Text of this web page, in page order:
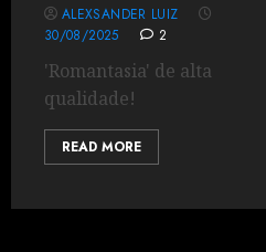
ALEXSANDER LUIZ
30/08/2025
2
'Romantasia' de alta
qualidade!
READ MORE